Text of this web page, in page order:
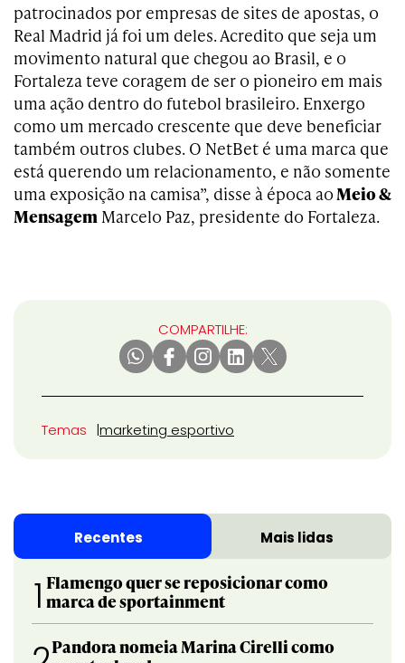
patrocinados por empresas de sites de apostas, o
Real Madrid já foi um deles. Acredito que seja um
movimento natural que chegou ao Brasil, e o
Fortaleza teve coragem de ser o pioneiro em mais
uma ação dentro do futebol brasileiro. Enxergo
como um mercado crescente que deve beneficiar
também outros clubes. O NetBet é uma marca que
está querendo um relacionamento, e não somente
uma exposição na camisa”, disse à época aoMeio &
Mensagem Marcelo Paz, presidente do Fortaleza.
COMPARTILHE:
Temas marketing esportivo
Recentes Mais lidas
1 Flamengo quer se reposicionar como
marca de sportainment
Pandora nomeia Marina Cirelli como